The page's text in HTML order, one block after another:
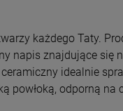
każdego Taty.
napis znajdujące się
idealnie
powłoką, odporną na